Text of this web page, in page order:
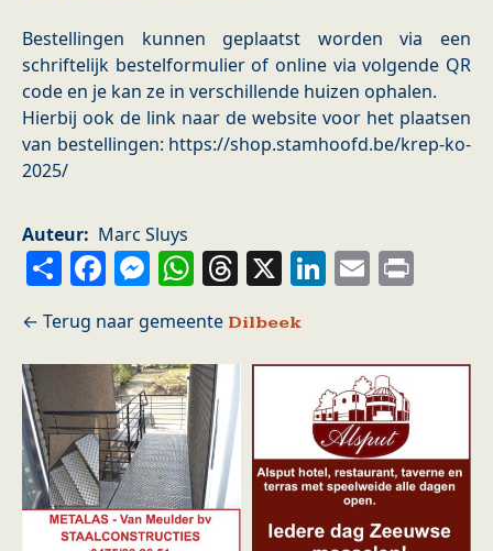
Bestellingen kunnen geplaatst worden via een
schriftelijk bestelformulier of online via volgende QR
code en je kan ze in verschillende huizen ophalen.
Hierbij ook de link naar de website voor het plaatsen
van bestellingen: https://shop.stamhoofd.be/krep-ko-
2025/
Auteur Marc Sluys
ShareFacebook
Messenger
WhatsApp
Threads
X LinkedIn
Email
Dilbeek